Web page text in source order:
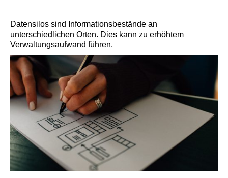
Datensilos sind Informationsbestände an
unterschiedlichen Orten. Dies kann zu erhöhtem
Verwaltungsaufwand führen.